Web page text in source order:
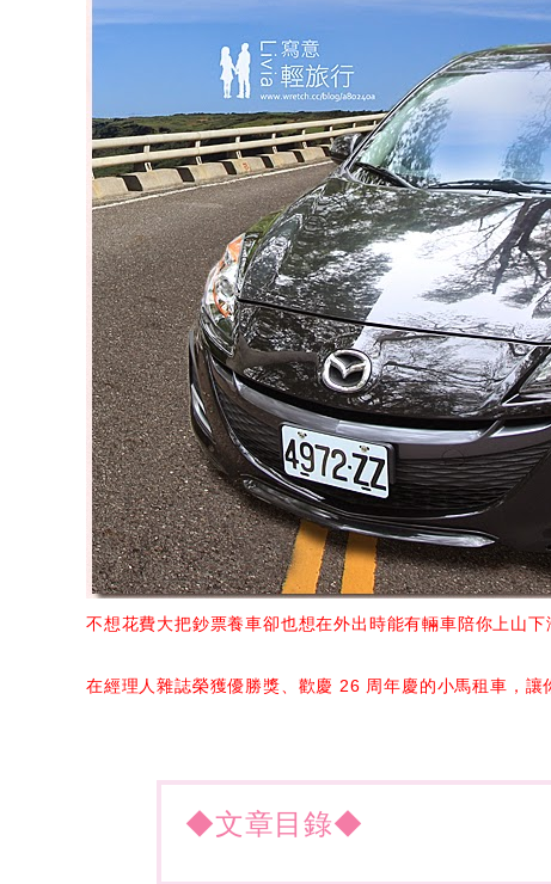
不想花費大把鈔票養車卻也想在外出時能有輛車陪你上山下
在經理人雜誌榮獲優勝獎、歡慶 26 周年慶的小馬租車，讓
◆文章目錄◆